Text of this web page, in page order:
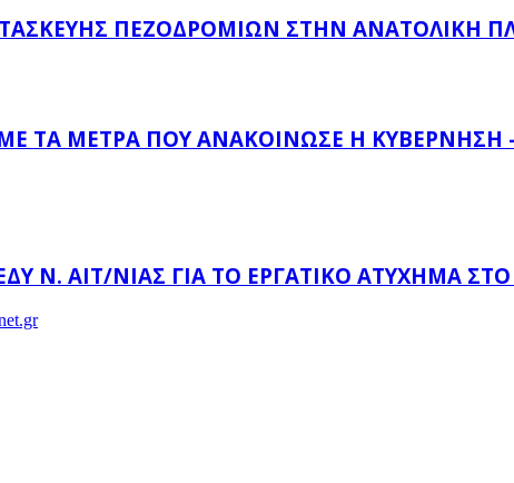
ΠΕΖΟΔΡΟΜΊΩΝ ΣΤΗΝ ΑΝΑΤΟΛΙΚΉ
ΤΑ ΜΈΤΡΑ ΠΟΥ ΑΝΑΚΟΊΝΩΣΕ Η ΚΥΒΈΡΝΗΣΗ
Ν. ΑΙΤ/ΝΊΑΣ ΓΙΑ ΤΟ ΕΡΓΑΤΙΚΌ ΑΤΎΧΗΜΑ